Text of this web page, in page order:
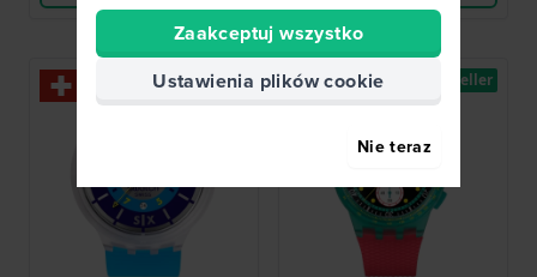
Bestseller
Zaakceptuj wszystko
Ustawienia plików cookie
Nie teraz